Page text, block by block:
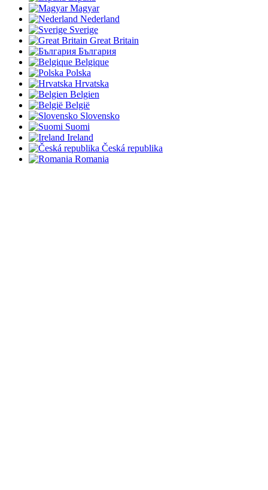
Magyar
Nederland
Sverige
Great Britain
България
Belgique
Polska
Hrvatska
Belgien
België
Slovensko
Suomi
Ireland
Česká republika
Romania